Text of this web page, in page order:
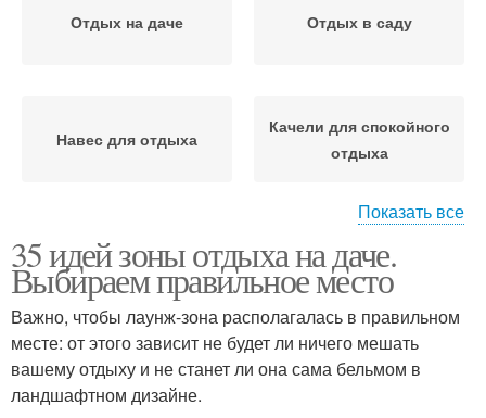
Отдых на даче Отдых в саду
Навес для отдыха
Качели для спокойного
отдыха
Качели для активного
отдыха
Отдых с кострищем
Отдых под навесом Отдых по типам
Показать все
35 идей зоны отдыха на даче.
Выбираем правильное место
Важно, чтобы лаунж-зона располагалась в правильном
месте: от этого зависит не будет ли ничего мешать
вашему отдыху и не станет ли она сама бельмом в
ландшафтном дизайне.